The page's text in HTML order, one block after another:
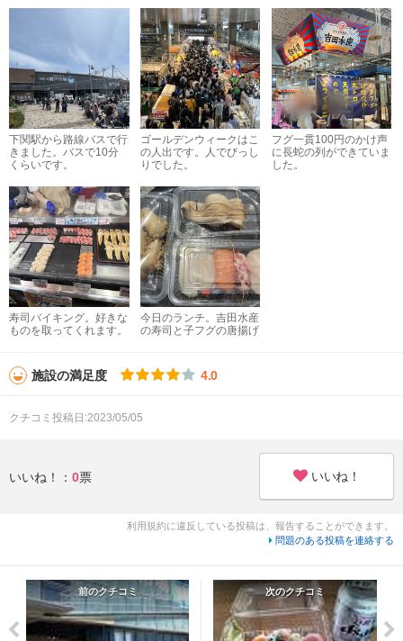
下関駅から路線バスで行
きました。バスで10分
くらいです。
ゴールデンウィークはこ
の人出です。人でびっし
りでした。
フグ一貫100円のかけ声
に長蛇の列ができていま
した。
寿司バイキング。好きな
ものを取ってくれます。
今日のランチ。吉田水産
の寿司と子フグの唐揚げ
施設の満足度 4.0
クチコミ投稿日:2023/05/05
いいね！： 0票 いいね！
利用規約に違反している投稿は、報告することができます。
問題のある投稿を連絡する
前のクチコミ 次のクチコミ